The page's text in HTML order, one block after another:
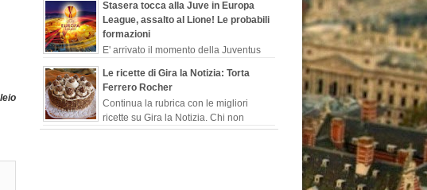
chiamato così in s...
Stasera tocca alla Juve in Europa
League, assalto al Lione! Le probabili
formazioni
E' arrivato il momento della Juventus
l'andata dei quarti di finale di Europa League. I
biancone...
Le ricette di Gira la Notizia: Torta
Ferrero Rocher
Continua la rubrica con le migliori
ricette su Gira la Notizia. Chi non
conosce i buonissimi cioccolatini ideati